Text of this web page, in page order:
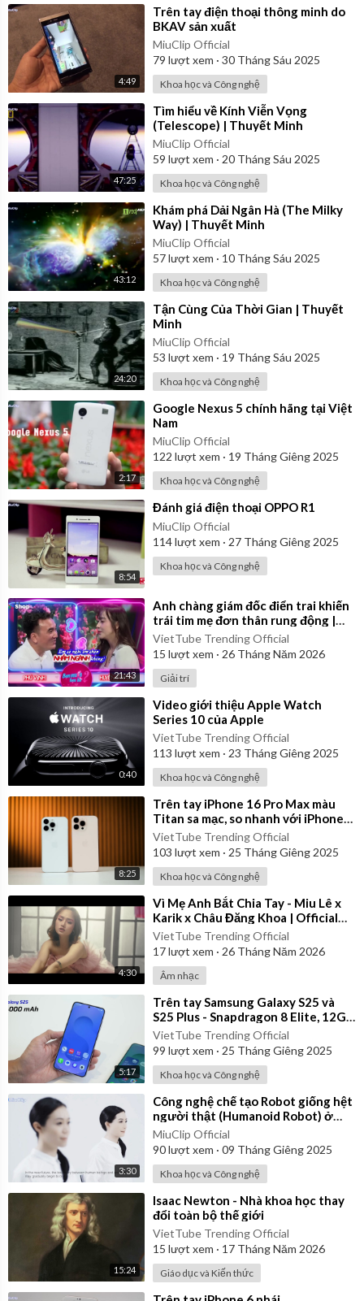
4:49
⁣Trên tay điện thoại thông minh do
BKAV sản xuất
MiuClip Official
79 lượt xem · 30 Tháng Sáu 2025
Khoa học và Công nghệ
47:25
⁣Tìm hiểu về Kính Viễn Vọng
(Telescope) | Thuyết Minh
MiuClip Official
59 lượt xem · 20 Tháng Sáu 2025
Khoa học và Công nghệ
43:12
⁣Khám phá Dải Ngân Hà (The Milky
Way) | Thuyết Minh
MiuClip Official
57lượt xem · 10 Tháng Sáu 2025
Khoa học và Công nghệ
24:20
⁣Tận Cùng Của Thời Gian | Thuyết
Minh
MiuClip Official
53 lượt xem · 19 Tháng Sáu 2025
Khoa học và Công nghệ
2:17
⁣Google Nexus 5 chính hãng tại Việt
Nam
MiuClip Official
122 lượt xem · 19 Tháng Giêng 2025
Khoa học và Công nghệ
8:54
⁣Đánh giá điện thoại OPPO R1
MiuClip Official
114lượt xem · 27 Tháng Giêng 2025
Khoa học và Công nghệ
21:43
⁣Anh chàng giám đốc điển trai khiến
trái tim mẹ đơn thân rung động |
Bạn Muốn Hẹn Hò
VietTube Trending Official
15 lượt xem · 26 Tháng Năm 2026
Giải trí
0:40
⁣Video giới thiệu Apple Watch
Series 10 của Apple
VietTube Trending Official
113 lượt xem · 23 Tháng Giêng 2025
Khoa học và Công nghệ
8:25
⁣Trên tay iPhone 16 Pro Max màu
Titan sa mạc, so nhanh với iPhone
15 Pro Max
VietTube Trending Official
103 lượt xem · 25 Tháng Giêng 2025
Khoa học và Công nghệ
4:30
⁣Vì Mẹ Anh Bắt Chia Tay - Miu Lê x
Karik x Châu Đăng Khoa | Official
Music Video
VietTube Trending Official
17lượt xem · 26 Tháng Năm 2026
Âm nhạc
5:17
⁣Trên tay Samsung Galaxy S25 và
S25 Plus - Snapdragon 8 Elite, 12GB
RAM, thiết kế nhẹ hơn
VietTube Trending Official
99 lượt xem · 25 Tháng Giêng 2025
Khoa học và Công nghệ
3:30
⁣Công nghệ chế tạo Robot giống hệt
người thật (Humanoid Robot) ở
Nhật Bản năm 2014
MiuClip Official
90lượt xem · 09 Tháng Giêng 2025
Khoa học và Công nghệ
15:24
⁣Isaac Newton - Nhà khoa học thay
đổi toàn bộ thế giới
VietTube Trending Official
15 lượt xem · 17 Tháng Năm 2026
Giáo dục và Kiến thức